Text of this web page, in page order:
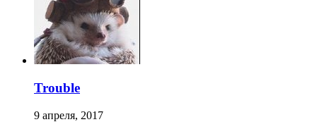
Trouble
9 апреля, 2017